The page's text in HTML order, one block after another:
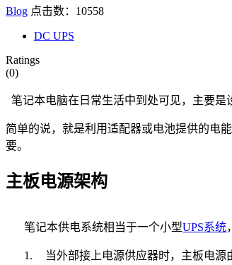
Blog 点击数：10558
DC UPS
Ratings
(0)
笔记本电脑在日常生活中到处可见，主要是
简单的说，就是利用适配器或电池提供的电
要。
主板电源架构
笔记本供电系统相当于一个小型UPS系统
1.
当外部接上电源供应器时，主板电